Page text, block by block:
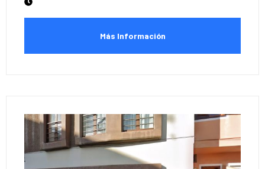
Más Información